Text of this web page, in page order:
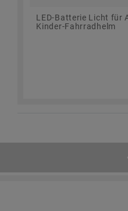
LED-Batterie Licht für
Kinder-Fahrradhelm